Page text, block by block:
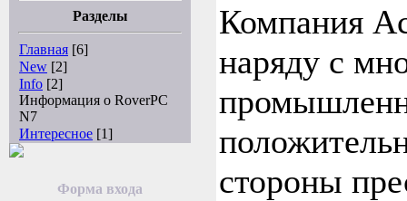
Разделы
Главная [6]
New [2]
Info [2]
Информация о RoverPC
N7
Интересное [1]
Форма входа
Компания
наряду с
стороны